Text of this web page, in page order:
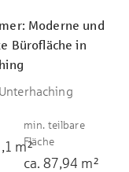
Moderne und
Bürofläche in
m²
min. teilbare
Fläche
ca. 87,94 m²